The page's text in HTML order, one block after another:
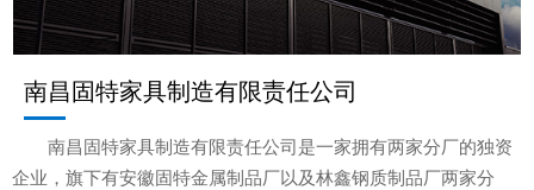
南昌固特家具制造有限责任公司
南昌固特家具制造有限责任公司是一家拥有两家分厂的独资
企业，旗下有安徽固特金属制品厂以及林鑫钢质制品厂两家分